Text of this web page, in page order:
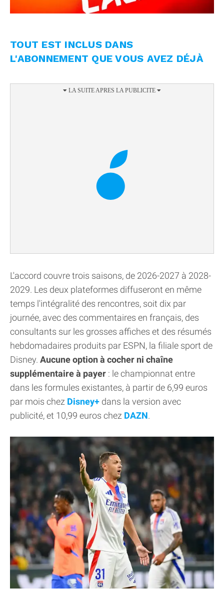
TOUT EST INCLUS DANS
L'ABONNEMENT QUE VOUS AVEZ DÉJÀ
L'accord couvre trois saisons, de 2026-2027 à 2028-
2029. Les deux plateformes diffuseront en même
temps l'intégralité des rencontres, soit dix par
journée, avec des commentaires en français, des
consultants sur les grosses affiches et des résumés
hebdomadaires produits par ESPN, la filiale sport de
Disney. Aucune option à cocher ni chaîne
supplémentaire à payer : le championnat entre
dans les formules existantes, à partir de 6,99 euros
par mois chez Disney+ dans la version avec
publicité, et 10,99 euros chez DAZN.